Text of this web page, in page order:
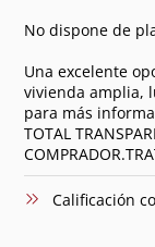
No dispone de
Una excelente
vivienda amplia,
para más
TOTAL
Calificación